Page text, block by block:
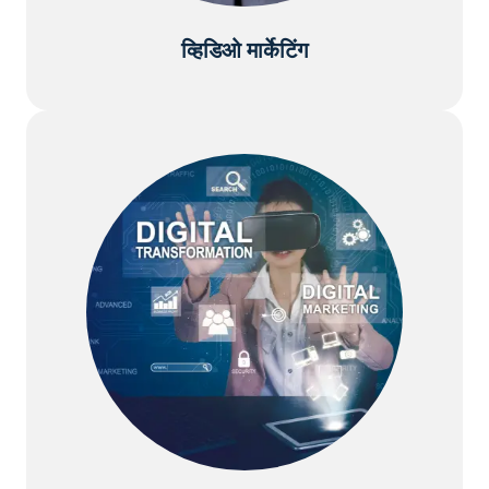
व्हिडिओ मार्केटिंग